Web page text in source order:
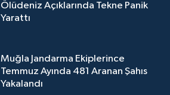
Ölüdeniz Açıklarında Tekne Panik
Yarattı
Muğla Jandarma Ekiplerince
Temmuz Ayında 481 Aranan Şahıs
Yakalandı